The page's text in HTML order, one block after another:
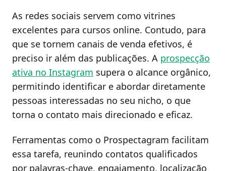
As redes sociais servem como vitrines
excelentes para cursos online. Contudo, para
que se tornem canais de venda efetivos, é
preciso ir além das publicações. A prospecção
ativa no Instagram supera o alcance orgânico,
permitindo identificar e abordar diretamente
pessoas interessadas no seu nicho, o que
torna o contato mais direcionado e eficaz.
Ferramentas como o Prospectagram facilitam
essa tarefa, reunindo contatos qualificados
por palavras-chave, engajamento, localização